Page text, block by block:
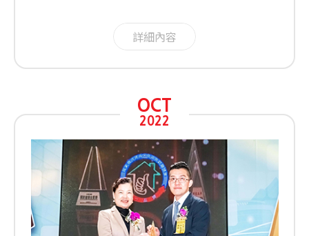
詳細內容
OCT
2022